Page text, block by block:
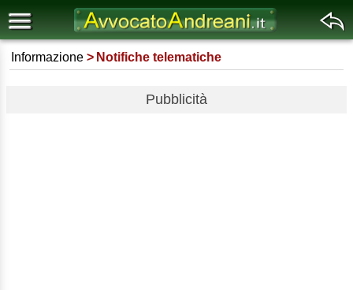
Informazione Notifiche telematiche
Pubblicità